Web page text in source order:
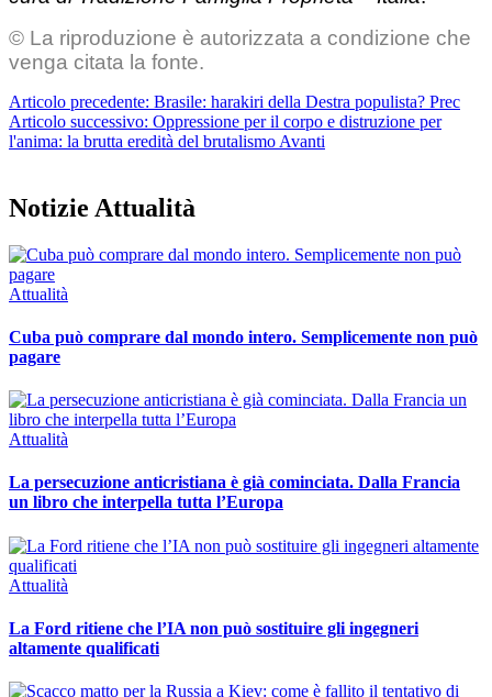
© La riproduzione è autorizzata a condizione che
venga citata la fonte.
Articolo precedente: Brasile: harakiri della Destra populista? Prec
Articolo successivo: Oppressione per il corpo e distruzione per
l'anima: la brutta eredità del brutalismo Avanti
Notizie Attualità
Attualità
Cuba può comprare dal mondo intero. Semplicemente non può
pagare
Attualità
La persecuzione anticristiana è già cominciata. Dalla Francia
un libro che interpella tutta l’Europa
Attualità
La Ford ritiene che l’IA non può sostituire gli ingegneri
altamente qualificati